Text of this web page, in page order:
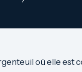
où elle est